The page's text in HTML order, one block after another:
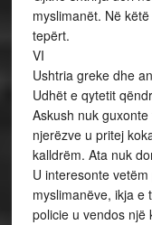
myslimanët. Në
tepërt.
VI
Ushtria greke dhe
Udhët e qytetit
Askush nuk
njerëzve u pritej
kalldrëm. Ata nuk
U interesonte
myslimanëve, ikja e
policie u vendos një